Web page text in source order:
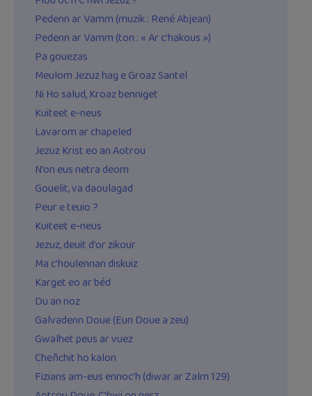
Pedenn ar Vamm (muzik : René Abjean)
Pedenn ar Vamm (ton : « Ar c’hakous »)
Pa gouezas
Meulom Jezuz hag e Groaz Santel
Ni Ho salud, Kroaz benniget
Kuiteet e-neus
Lavarom ar chapeled
Jezuz Krist eo an Aotrou
N’on eus netra deom
Gouelit, va daoulagad
Peur e teuio ?
Kuiteet e-neus
Jezuz, deuit d’or zikour
Ma c’houlennan diskuiz
Karget eo ar béd
Du an noz
Galvadenn Doue (Eun Doue a zeu)
Gwalhet peus ar vuez
Cheñchit ho kalon
Fizians am-eus ennoc’h (diwar ar Zalm 129)